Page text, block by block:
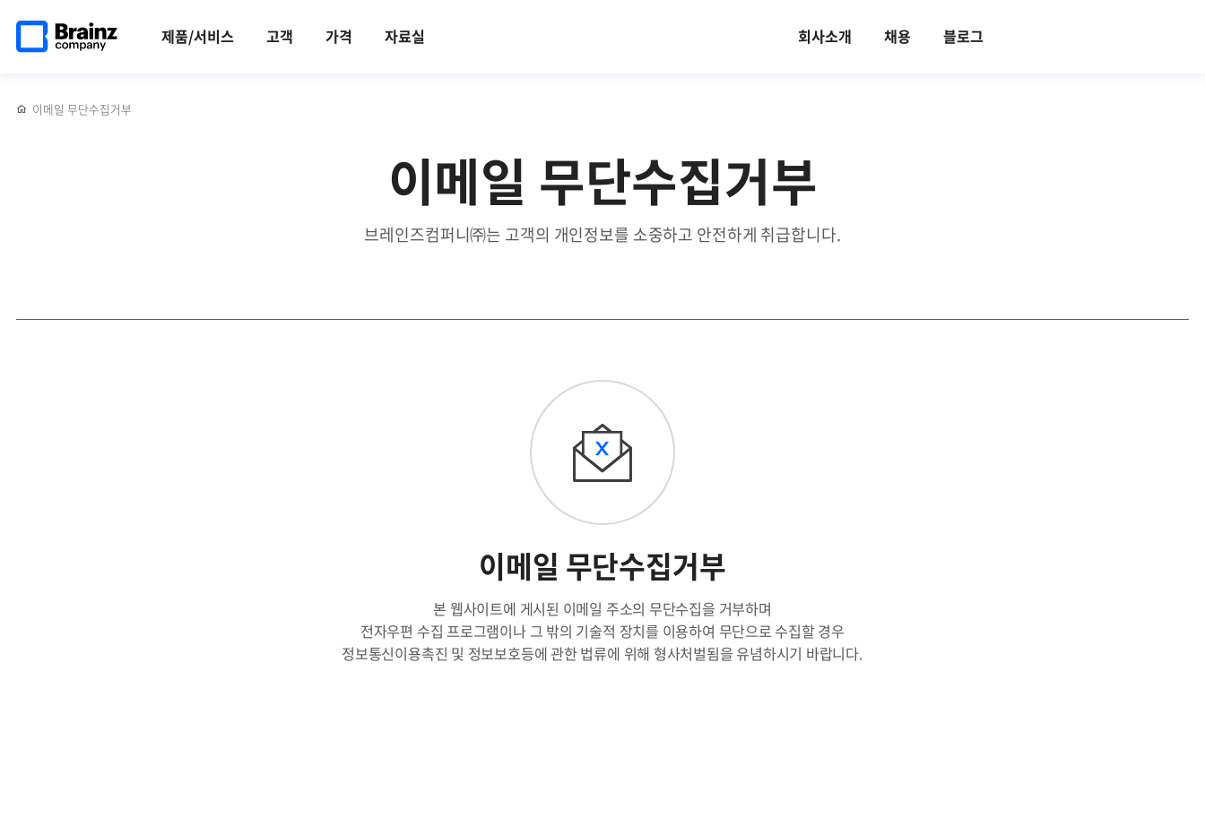
건너뛰기
제품/서비스 고객 가격 자료실 회사소개 채용 블로그
페이지로
이메일 무단수집거부
이메일 무단수집거부
브레인즈컴퍼니㈜는 고객의 개인정보를 소중하고 안전하게 취급합니다.
이메일 무단수집거부
본 웹사이트에 게시된 이메일 주소의 무단수집을 거부하며
전자우편 수집 프로그램이나 그 밖의 기술적 장치를 이용하여 무단으로 수집할 경우
정보통신이용촉진 및 정보보호등에 관한 법류에 위해 형사처벌됨을 유념하시기 바랍니다.